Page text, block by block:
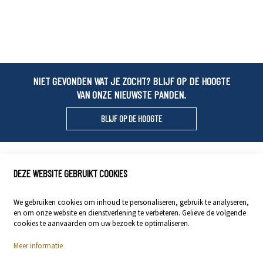
NIET GEVONDEN WAT JE ZOCHT? BLIJF OP DE HOOGTE
VAN ONZE NIEUWSTE PANDEN.
BLIJF OP DE HOOGTE
Locals Vastgoed
9400 Ninove
054 23 53 83
DEZE WEBSITE GEBRUIKT COOKIES
We gebruiken cookies om inhoud te personaliseren, gebruik te analyseren,
en om onze website en dienstverlening te verbeteren. Gelieve de volgende
cookies te aanvaarden om uw bezoek te optimaliseren.
Meer informatie